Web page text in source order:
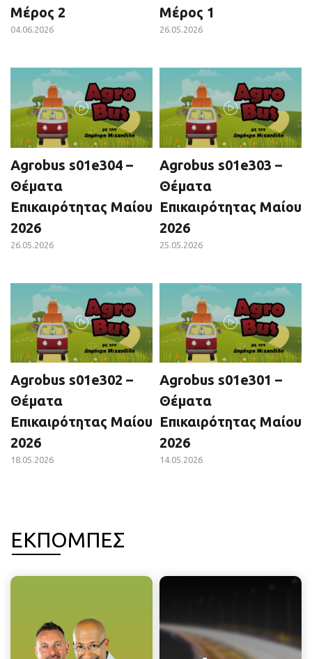
Μέρος 2
04.06.2026
Μέρος 1
26.05.2026
Agrobus s01e304 –
Θέματα
Επικαιρότητας Μαίου
2026
26.05.2026
Agrobus s01e303 –
Θέματα
Επικαιρότητας Μαίου
2026
25.05.2026
Agrobus s01e302 –
Θέματα
Επικαιρότητας Μαίου
2026
18.05.2026
Agrobus s01e301 –
Θέματα
Επικαιρότητας Μαίου
2026
14.05.2026
ΕΚΠΟΜΠΕΣ